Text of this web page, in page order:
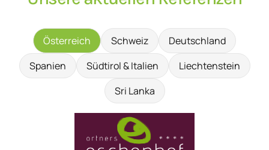
Österreich Schweiz
Deutschland
Spanien
Südtirol & Italien
Liechtenstein
Sri Lanka